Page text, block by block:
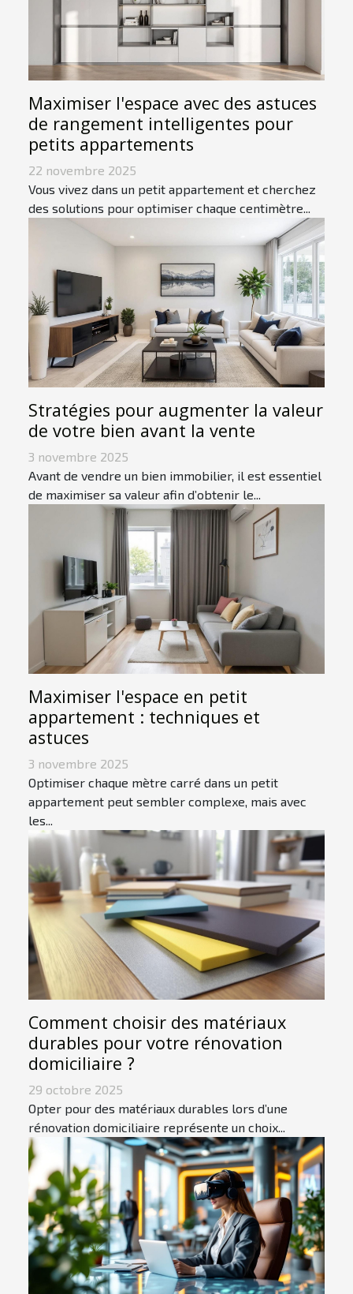
Maximiser l'espace avec des astuces
de rangement intelligentes pour
petits appartements
22 novembre 2025
Vous vivez dans un petit appartement et cherchez
des solutions pour optimiser chaque centimètre...
Stratégies pour augmenter la valeur
de votre bien avant la vente
3 novembre 2025
Avant de vendre un bien immobilier, il est essentiel
de maximiser sa valeur afin d’obtenir le...
Maximiser l'espace en petit
appartement : techniques et
astuces
3 novembre 2025
Optimiser chaque mètre carré dans un petit
appartement peut sembler complexe, mais avec
les...
Comment choisir des matériaux
durables pour votre rénovation
domiciliaire ?
29 octobre 2025
Opter pour des matériaux durables lors d’une
rénovation domiciliaire représente un choix...